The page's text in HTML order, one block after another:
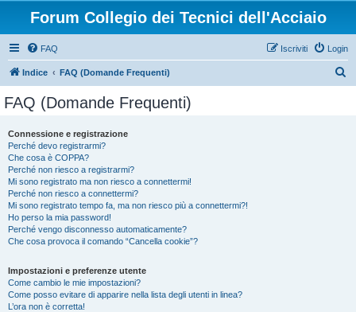
Forum Collegio dei Tecnici dell'Acciaio
FAQ Login
Iscriviti
Indice FAQ (Domande Frequenti)
FAQ (Domande Frequenti)
Connessione e registrazione
Perché devo registrarmi?
Che cosa è COPPA?
Perché non riesco a registrarmi?
Mi sono registrato ma non riesco a connettermi!
Perché non riesco a connettermi?
Mi sono registrato tempo fa, ma non riesco più a connettermi?!
Ho perso la mia password!
Perché vengo disconnesso automaticamente?
Che cosa provoca il comando “Cancella cookie”?
Impostazioni e preferenze utente
Come cambio le mie impostazioni?
Come posso evitare di apparire nella lista degli utenti in linea?
L’ora non è corretta!